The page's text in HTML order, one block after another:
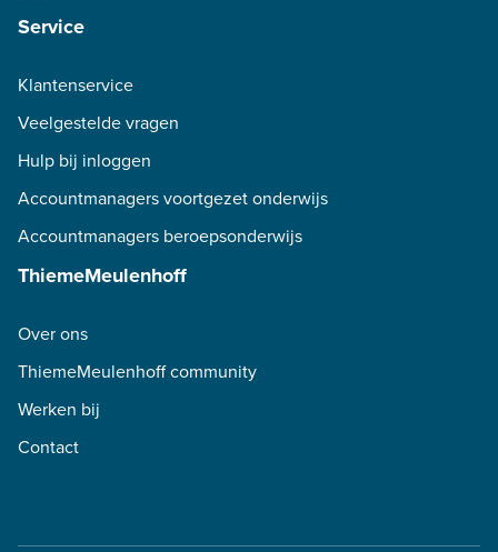
Service
Klantenservice
Veelgestelde vragen
Hulp bij inloggen
Accountmanagers voortgezet onderwijs
Accountmanagers beroepsonderwijs
ThiemeMeulenhoff
Over ons
ThiemeMeulenhoff community
Werken bij
Contact